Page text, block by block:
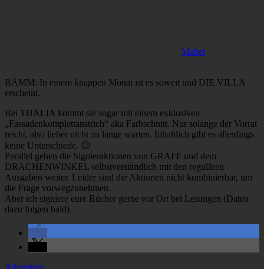
Mahet
BÄMM: In einem knappen Monat ist es soweit und DIE VILLA
erscheint.
Bei THALIA kommt sie sogar mit einem exklusiven
„Fassadenkomplettanstrich“ aka Farbschnitt. Nur solange der Vorrat
reicht, also lieber nicht zu lange warten. Inhaltlich gibt es allerdings
keine Unterschiede. 😉
Parallel gehen die Signieraktionen von GRAFF und dem
DRACHENWINKEL selbstverständlich mit den regulären
Ausgaben weiter. Leider sind die Aktionen nicht kombinierbar, um
die Frage vorwegzunehmen.
Aber ich signiere eure Bücher gerne vor Ort bei Lesungen (Daten
dazu folgen bald).